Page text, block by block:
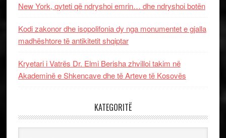
New York, qyteti që ndryshoi emrin… dhe ndryshoi botën
Kodi zakonor dhe isopolifonia dy nga monumentet e gjalla
madhështore të antikitetit shqiptar
Kryetari i Vatrës Dr. Elmi Berisha zhvilloi takim në
Akademinë e Shkencave dhe të Arteve të Kosovës
KATEGORITË